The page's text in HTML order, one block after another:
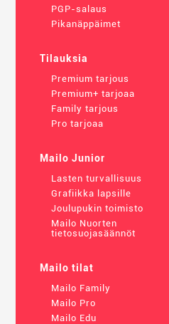
PGP-salaus
Pikanäppäimet
Tilauksia
Premium tarjous
Premium+ tarjoaa
Family tarjous
Pro tarjoaa
Mailo Junior
Lasten turvallisuus
Grafiikka lapsille
Joulupukin toimisto
Mailo Nuorten
tietosuojasäännöt
Mailo tilat
Mailo Family
Mailo Pro
Mailo Edu